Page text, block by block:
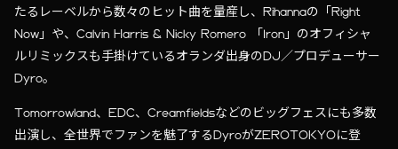
たるレーベルから数々のヒット曲を量産し、Rihannaの「Right
Now」や、Calvin Harris & Nicky Romero 「Iron」のオフィシャ
ルリミックスも手掛けているオランダ出身のDJ／プロデューサー
Dyro。
Tomorrowland、EDC、Creamfieldsなどのビッグフェスにも多数
出演し、全世界でファンを魅了するDyroがZEROTOKYOに登